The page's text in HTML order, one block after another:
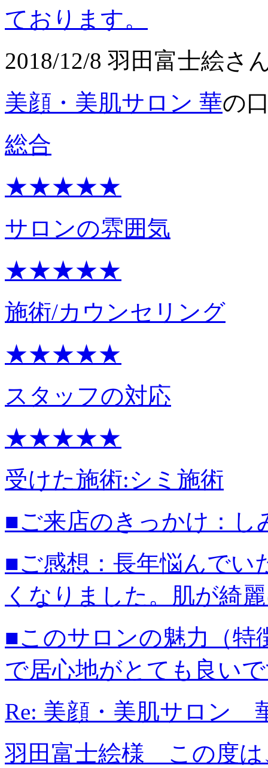
ております。
2018/12/8 羽田富士絵さ
美顔・美肌サロン 華の
総合
★★★★★
サロンの雰囲気
★★★★★
施術/カウンセリング
★★★★★
スタッフの対応
★★★★★
受けた施術:シミ施術
■ご来店のきっかけ： し
■ご感想： 長年悩んでい
くなりました。肌が綺
■このサロンの魅力（特
で居心地がとても良い
Re: 美顔・美肌サロン
羽田富士絵様 この度は